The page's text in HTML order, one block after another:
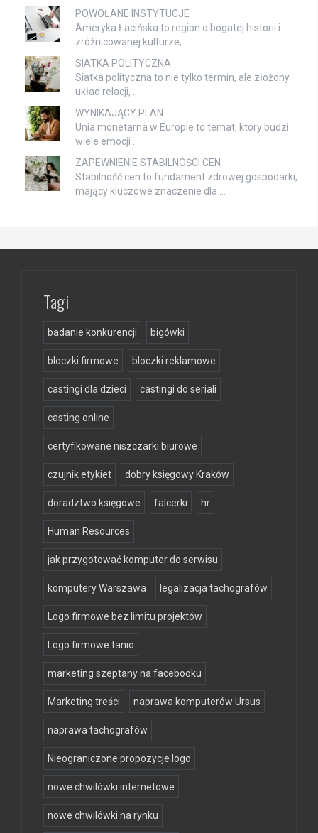
POWOŁANE INSTYTUCJE
Ameryka Łacińska to region o bogatej historii i
zróżnicowanej kulturze, …
SIATKA POLITYCZNA
Siatka polityczna to nie tylko termin, ale złożony
układ relacji, …
WYNIKAJĄCY PLAN
Unia monetarna w Europie to temat, który budzi
wiele emocji …
ZAPEWNIENIE STABILNOŚCI CEN
Stabilność cen to fundament zdrowej gospodarki,
mający kluczowe znaczenie dla …
Tagi
badanie konkurencji bigówki
bloczki firmowe bloczki reklamowe
castingi dla dzieci castingi do seriali
casting online
certyfikowane niszczarki biurowe
czujnik etykiet dobry księgowy Kraków
doradztwo księgowe falcerki hr
Human Resources
jak przygotować komputer do serwisu
komputery Warszawa legalizacja tachografów
Logo firmowe bez limitu projektów
Logo firmowe tanio
marketing szeptany na facebooku
Marketing treści naprawa komputerów Ursus
naprawa tachografów
Nieograniczone propozycje logo
nowe chwilówki internetowe
nowe chwilówki na rynku